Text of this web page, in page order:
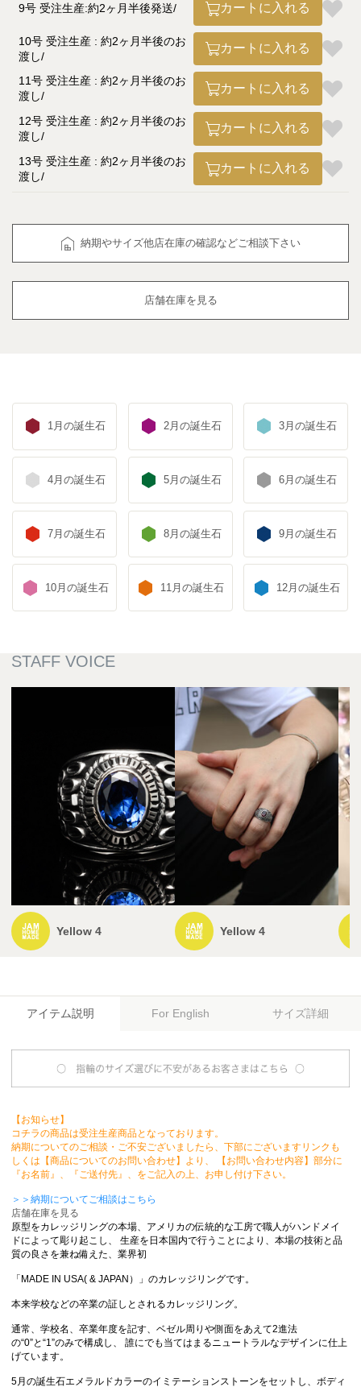
9号 受注生産:約2ヶ月半後発送 カートに入れる
10号 受注生産 : 約2ヶ月半後のお
渡し
カートに入れる
11号 受注生産 : 約2ヶ月半後のお
渡し
カートに入れる
12号 受注生産 : 約2ヶ月半後のお
渡し
カートに入れる
13号 受注生産 : 約2ヶ月半後のお
渡し
カートに入れる
納期やサイズ他店在庫の確認などご相談下さい
店舗在庫を見る
1月の誕生石 2月の誕生石 3月の誕生石
4月の誕生石 5月の誕生石 6月の誕生石
7月の誕生石 8月の誕生石 9月の誕生石
10月の誕生石 11月の誕生石 12月の誕生石
Yellow 4 Yellow 4
アイテム説明 For English サイズ詳細
【お知らせ】
コチラの商品は受注生産商品となっております。
納期についてのご相談・ご不安ございましたら、下部にございますリンクも
しくは【商品についてのお問い合わせ】より、 【お問い合わせ内容】部分に
『お名前』、『ご送付先』、をご記入の上、お申し付け下さい。
＞＞納期についてご相談はこちら
店舗在庫を見る
原型をカレッジリングの本場、アメリカの伝統的な工房で職人がハンドメイ
ドによって彫り起こし、 生産を日本国内で行うことにより、本場の技術と品
質の良さを兼ね備えた、業界初
「MADE IN USA( & JAPAN）」のカレッジリングです。
本来学校などの卒業の証しとされるカレッジリング。
通常、学校名、卒業年度を記す、ベゼル周りや側面をあえて2進法
の“0”と“1”のみで構成し、 誰にでも当てはまるニュートラルなデザインに仕上
げています。
5月の誕生石エメラルドカラーのイミテーションストーンをセットし、ボディ